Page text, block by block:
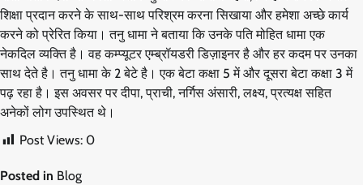
शिक्षा प्रदान करने के साथ-साथ परिश्रम करना सिखाया और हमेशा अच्छे कार्य
करने को प्रेरित किया। तनु धामा ने बताया कि उनके पति मोहित धामा एक
नेकदिल व्यक्ति है। वह कम्प्यूटर एम्ब्रॉयडरी डिज़ाइनर है और हर कदम पर उनका
साथ देते है। तनु धामा के 2 बेटे है। एक बेटा कक्षा 5 में और दूसरा बेटा कक्षा 3 में
पढ़ रहा है। इस अवसर पर दीपा, प्राची, नर्गिस अंसारी, लक्ष्य, प्रत्यक्ष सहित
अनेकों लोग उपस्थित थे।
Post Views: 0
Posted in Blog